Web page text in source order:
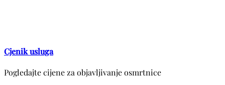
Cjenik usluga
Pogledajte cijene za objavljivanje osmrtnice